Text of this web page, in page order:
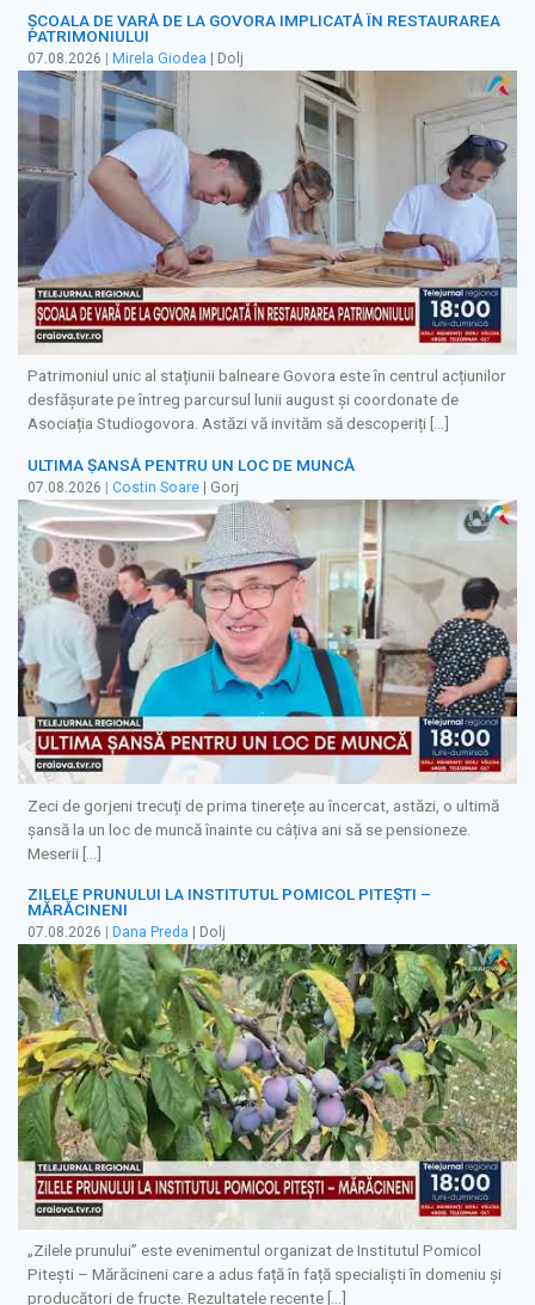
ȘCOALA DE VARĂ DE LA GOVORA IMPLICATĂ ÎN RESTAURAREA
PATRIMONIULUI
07.08.2026 | Mirela Giodea | Dolj
Patrimoniul unic al stațiunii balneare Govora este în centrul acțiunilor
desfășurate pe întreg parcursul lunii august și coordonate de
Asociația Studiogovora. Astăzi vă invităm să descoperiți […]
ULTIMA ȘANSĂ PENTRU UN LOC DE MUNCĂ
07.08.2026 | Costin Soare | Gorj
Zeci de gorjeni trecuți de prima tinerețe au încercat, astăzi, o ultimă
șansă la un loc de muncă înainte cu câțiva ani să se pensioneze.
Meserii […]
ZILELE PRUNULUI LA INSTITUTUL POMICOL PITEȘTI –
MĂRĂCINENI
07.08.2026 Dana Preda | Dolj
„Zilele prunului” este evenimentul organizat de Institutul Pomicol
Pitești – Mărăcineni care a adus față în față specialiști în domeniu și
producători de fructe. Rezultatele recente […]